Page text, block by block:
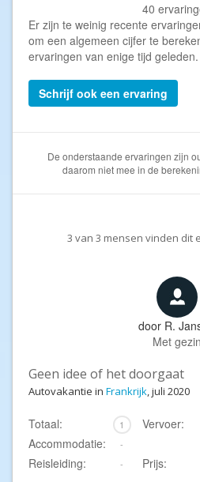
40
Er zijn te weinig recente
om een algemeen cijfer te
ervaringen van enige tijd geleden.
Schrijf ook een ervaring
De onderstaande ervaringen zijn
daarom niet mee in de
3 van 3 mensen vinden dit
door R.
Met gezin
Geen idee of het doorgaat
Autovakantie in Frankrijk, juli 2020
Totaal: 1 Vervoer:
Accommodatie: -
Reisleiding: - Prijs: